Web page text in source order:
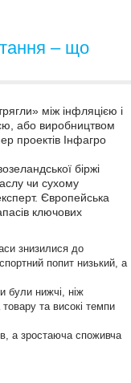
– що
між інфляцією і
або виробництвом
проектів Інфагро
біржі
чи сухому
Європейська
ключових
знизилися до
попит низький, а
були нижчі, ніж
та високі темпи
а зростаюча споживча